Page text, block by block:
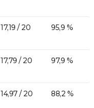
17,19 / 20 95,9 %
17,79 / 20 97,9 %
14,97 / 20 88,2 %